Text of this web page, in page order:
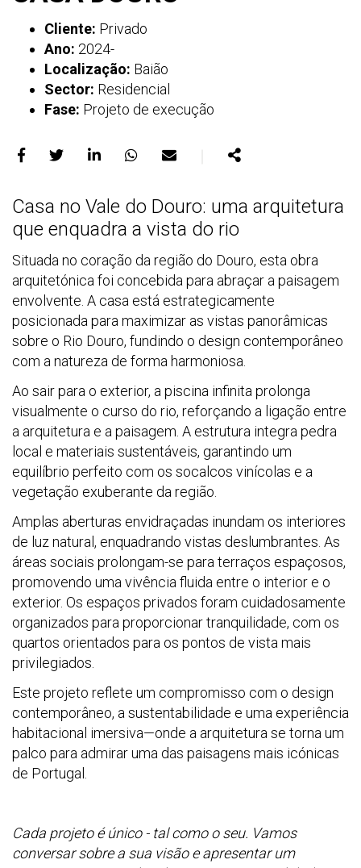
Cliente: Privado
Ano: 2024-
Localização: Baião
Sector: Residencial
Fase: Projeto de execução
Facebook
X
no
LinkedIn
no
WhatsApp
E-
mail
Casa no Vale do Douro: uma arquitetura
que enquadra a vista do rio
Situada no coração da região do Douro, esta obra
arquitetónica foi concebida para abraçar a paisagem
envolvente. A casa está estrategicamente
posicionada para maximizar as vistas panorâmicas
sobre o Rio Douro, fundindo o design contemporâneo
com a natureza de forma harmoniosa.
Ao sair para o exterior, a piscina infinita prolonga
visualmente o curso do rio, reforçando a ligação entre
a arquitetura e a paisagem. A estrutura integra pedra
local e materiais sustentáveis, garantindo um
equilíbrio perfeito com os socalcos vinícolas e a
vegetação exuberante da região.
Amplas aberturas envidraçadas inundam os interiores
de luz natural, enquadrando vistas deslumbrantes. As
áreas sociais prolongam-se para terraços espaçosos,
promovendo uma vivência fluida entre o interior e o
exterior. Os espaços privados foram cuidadosamente
organizados para proporcionar tranquilidade, com os
quartos orientados para os pontos de vista mais
privilegiados.
Este projeto reflete um compromisso com o design
contemporâneo, a sustentabilidade e uma experiência
habitacional imersiva—onde a arquitetura se torna um
palco para admirar uma das paisagens mais icónicas
de Portugal.
Cada projeto é único - tal como o seu. Vamos
conversar sobre a sua visão e apresentar um